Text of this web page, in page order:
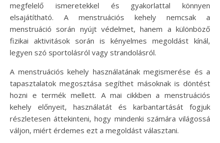
megfelelő ismeretekkel és gyakorlattal könnyen
elsajátítható. A menstruációs kehely nemcsak a
menstruáció során nyújt védelmet, hanem a különböző
fizikai aktivitások során is kényelmes megoldást kínál,
legyen szó sportolásról vagy strandolásról.
A menstruációs kehely használatának megismerése és a
tapasztalatok megosztása segíthet másoknak is döntést
hozni e termék mellett. A mai cikkben a menstruációs
kehely előnyeit, használatát és karbantartását fogjuk
részletesen áttekinteni, hogy mindenki számára világossá
váljon, miért érdemes ezt a megoldást választani.